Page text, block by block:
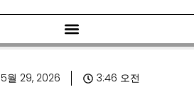
5월 29, 2026 3:46 오전